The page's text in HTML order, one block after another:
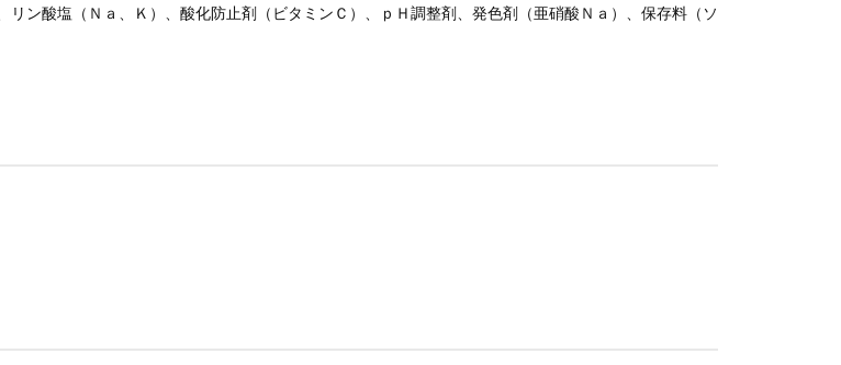
ン酸塩（Ｎａ、Ｋ）、酸化防止剤（ビタミンＣ）、ｐＨ調整剤、発色剤（亜硝酸Ｎａ）、保存料（ソ